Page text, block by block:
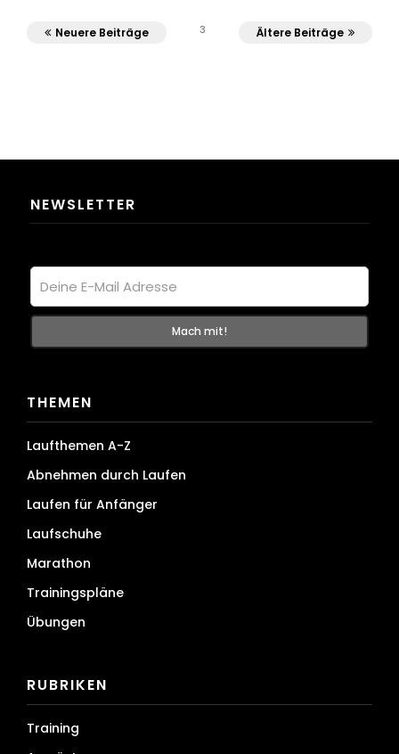
3
Neuere Beiträge Ältere Beiträge
NEWSLETTER
THEMEN
Laufthemen A-Z
Abnehmen durch Laufen
Laufen für Anfänger
Laufschuhe
Marathon
Trainingspläne
Übungen
RUBRIKEN
Training